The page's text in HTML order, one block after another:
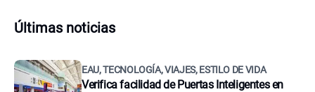
Últimas noticias
EAU, TECNOLOGÍA, VIAJES, ESTILO DE VIDA
Verifica facilidad de Puertas Inteligentes en